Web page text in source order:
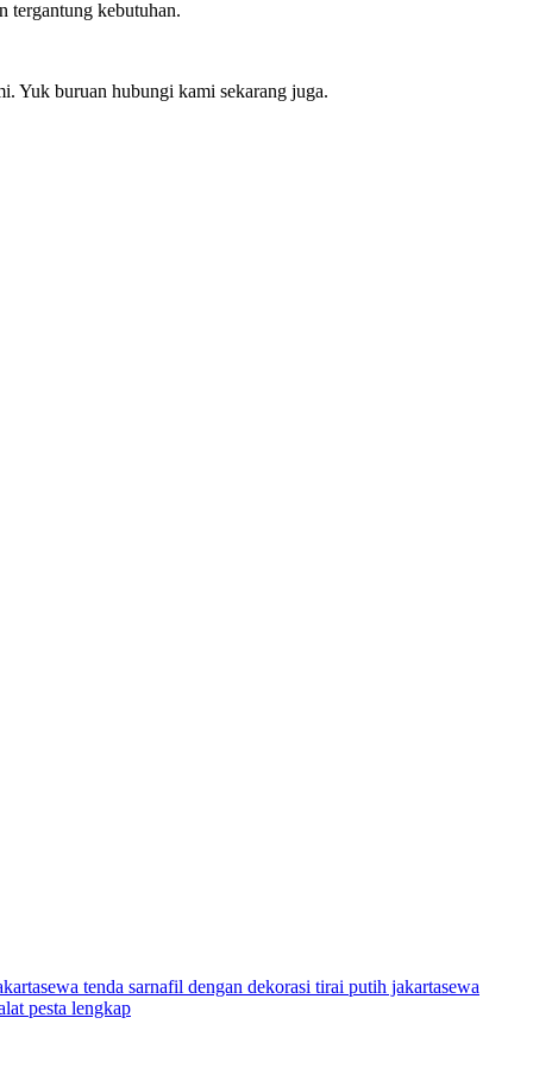
tergantung kebutuhan.
Yuk buruan hubungi kami sekarang juga.
sewa tenda sarnafil dengan dekorasi tirai putih jakartasewa
pesta lengkap